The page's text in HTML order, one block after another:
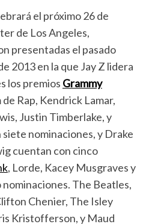
el próximo 26 de
de Los Angeles,
presentadas el pasado
2013 en la que Jay Z lidera
los premios Grammy
Rap, Kendrick Lamar,
Justin Timberlake, y
nominaciones, y Drake
cuentan con cinco
, Lorde, Kacey Musgraves y
The Beatles,
Chenier, The Isley
Kristofferson, y Maud